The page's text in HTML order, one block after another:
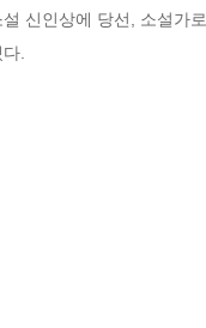
신인상에 당선, 소설가
.